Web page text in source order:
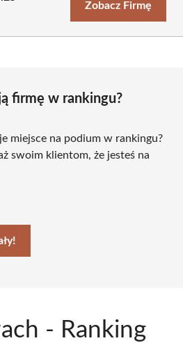
Zobacz Firmę
firmę w rankingu?
miejsce na podium w rankingu?
swoim klientom, że jesteś na
- Ranking